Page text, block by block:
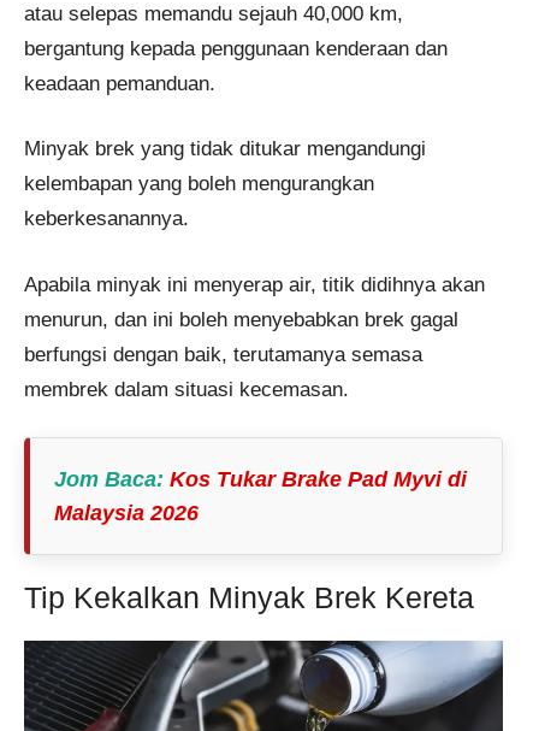
atau selepas memandu sejauh 40,000 km,
bergantung kepada penggunaan kenderaan dan
keadaan pemanduan​.
Minyak brek yang tidak ditukar mengandungi
kelembapan yang boleh mengurangkan
keberkesanannya.
Apabila minyak ini menyerap air, titik didihnya akan
menurun, dan ini boleh menyebabkan brek gagal
berfungsi dengan baik, terutamanya semasa
membrek dalam situasi kecemasan.
Jom Baca: Kos Tukar Brake Pad Myvi di
Malaysia 2026
Tip Kekalkan Minyak Brek Kereta